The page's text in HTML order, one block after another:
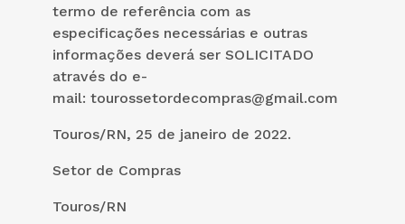
termo de referência com as
especificações necessárias e outras
informações deverá ser SOLICITADO
através do e-
mail: tourossetordecompras@gmail.com
Touros/RN, 25 de janeiro de 2022.
Setor de Compras
Touros/RN